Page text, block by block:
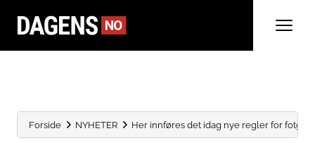
Forside NYHETER Her innføres det idag nye regler for